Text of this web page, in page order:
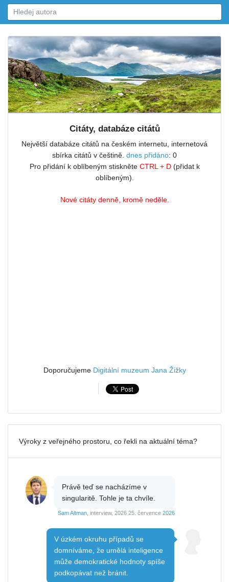
Citáty, databáze citátů
Největší databáze citátů na českém internetu, internetová
sbírka citátů v češtině. dnes přidáno: 0
Pro přidání k oblíbeným stiskněte CTRL + D(přidat k
oblíbeným).
Nové citáty denně, kromě neděle.
Doporučujeme Digitální muzeum Jana Žižky
Výroky z veřejného prostoru, co řekli na aktuální téma?
Právě teď se nacházíme v
singularitě. Tohle je ta chvíle.
Sam Altman , interview, 2026 25. července 2026
V úzkém okruhu případů se
domníváme, že umělá inteligence
může demokratické hodnoty spíše
podkopávat než bránit.